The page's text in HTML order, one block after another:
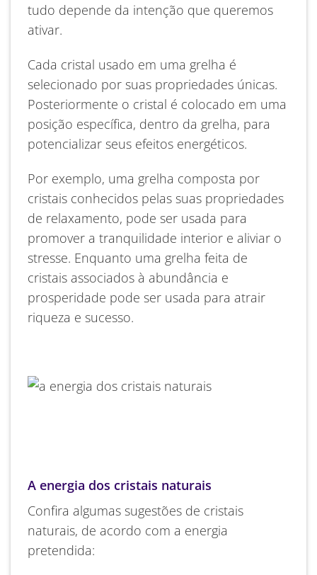
tudo depende da intenção que queremos
ativar.
Cada cristal usado em uma grelha é
selecionado por suas propriedades únicas.
Posteriormente o cristal é colocado em uma
posição específica, dentro da grelha, para
potencializar seus efeitos energéticos.
Por exemplo, uma grelha composta por
cristais conhecidos pelas suas propriedades
de relaxamento, pode ser usada para
promover a tranquilidade interior e aliviar o
stresse. Enquanto uma grelha feita de
cristais associados à abundância e
prosperidade pode ser usada para atrair
riqueza e sucesso.
A energia dos cristais naturais
Confira algumas sugestões de cristais
naturais, de acordo com a energia
pretendida: